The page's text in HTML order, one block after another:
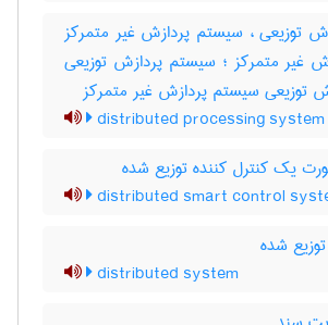
توزیعی ، سیستم پردازش غیر متمرکز
غیر متمرکز ؛ سیستم پردازش توزیعی
توزیعی سیستم پردازش غیر متمرکز
distributed processing system
یک کنترل کننده توزیع شده
distributed smart control
شده
distributed system